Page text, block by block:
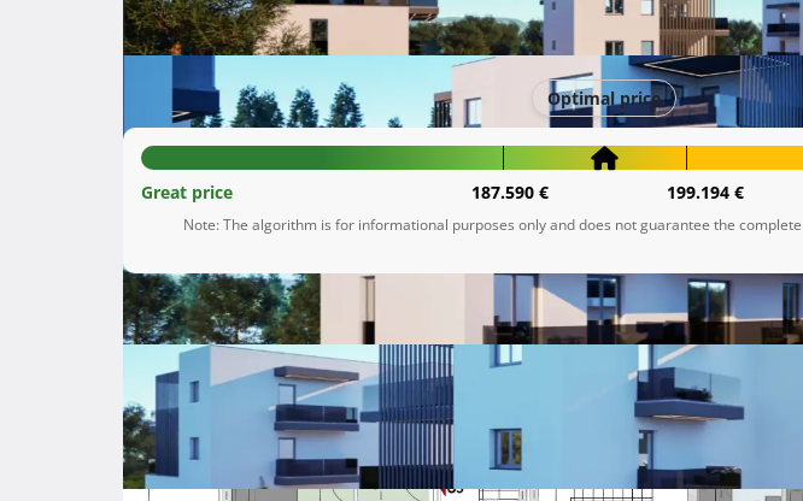
193.564 €
Optimal price
Great price 187.590 € 199.194 €
Note: The algorithm is for informational purposes only and does not guarantee the
Description
II, poznatije kao Kaštelanska magistrala, nudimo na prodaju nove
dvojne i jednoj samostojećoj zgradi. Ovaj projekt je idealan za sve koji
stambeno rješenje, u blizini svih sadržaja potrebnih za život.